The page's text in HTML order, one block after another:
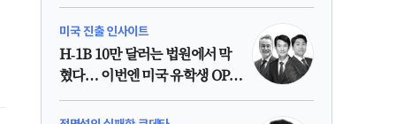
미국 진출 인사이트
H-1B 10만 달러는 법원에서 막
혔다… 이번엔 미국 유학생 OPT
인가?